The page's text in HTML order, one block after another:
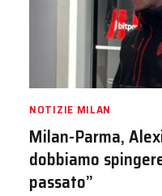
NOTIZIE MILAN
Milan-Parma,
dobbiamo
passato”